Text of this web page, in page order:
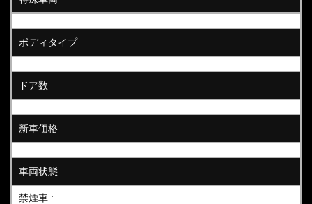
ボディタイプ
ドア数
新車価格
車両状態
禁煙車 :